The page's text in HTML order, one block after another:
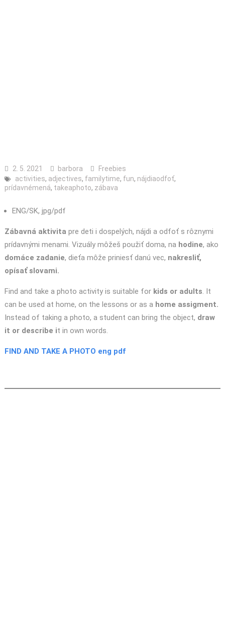
2. 5. 2021 barbora
Freebies
activities, adjectives, familytime, fun, nájdiaodfoť,
prídavnémená, takeaphoto, zábava
ENG/SK, jpg/pdf
Zábavná aktivita pre deti i dospelých, nájdi a odfoť s rôznymi
prídavnými menami. Vizuály môžeš použiť doma, na hodine, ako
domáce zadanie, dieťa môže priniesť danú vec, nakresliť,
opísať slovami.
Find and take a photo activity is suitable forkids or adults. It
can be used at home, on the lessons or as a home assigment.
Instead of taking a photo, a student can bring the object, draw
it or describe it in own words.
FIND AND TAKE A PHOTO eng pdf